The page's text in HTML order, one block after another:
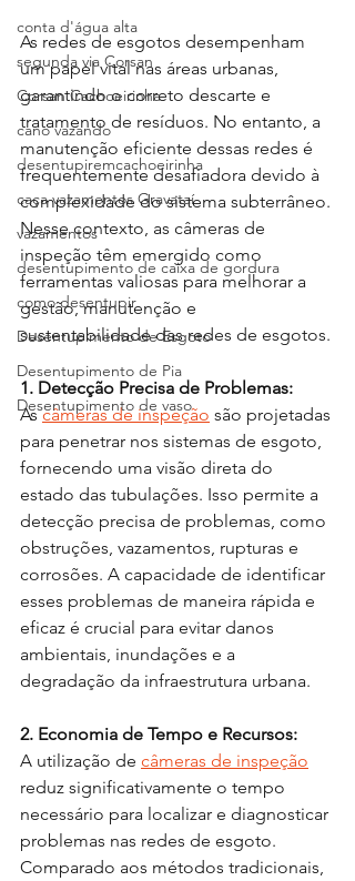
conta d'água alta
segunda via Corsan
Corsan Cachoeirinha
cano vazando
desentupiremcachoeirinha
caça vazamentos Gravataí
vazamentos
desentupimento de caixa de gordura
como desentupir
Desentupimento de Esgoto
Desentupimento de Pia
Desentupimento de vaso
As redes de esgotos desempenham
um papel vital nas áreas urbanas,
garantindo o correto descarte e
tratamento de resíduos. No entanto, a
manutenção eficiente dessas redes é
frequentemente desafiadora devido à
complexidade do sistema subterrâneo.
Nesse contexto, as câmeras de
inspeção têm emergido como
ferramentas valiosas para melhorar a
gestão, manutenção e
sustentabilidade das redes de esgotos.
1. Detecção Precisa de Problemas:
As câmeras de inspeção são projetadas
para penetrar nos sistemas de esgoto,
fornecendo uma visão direta do
estado das tubulações. Isso permite a
detecção precisa de problemas, como
obstruções, vazamentos, rupturas e
corrosões. A capacidade de identificar
esses problemas de maneira rápida e
eficaz é crucial para evitar danos
ambientais, inundações e a
degradação da infraestrutura urbana.
2. Economia de Tempo e Recursos:
A utilização de câmeras de inspeção
reduz significativamente o tempo
necessário para localizar e diagnosticar
problemas nas redes de esgoto.
Comparado aos métodos tradicionais,